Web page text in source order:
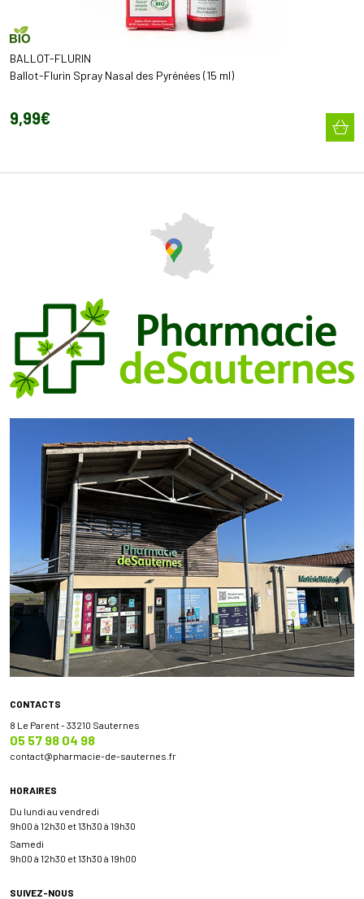
BALLOT-FLURIN
Ballot-Flurin Spray Nasal des Pyrénées (15 ml)
9,99€
CONTACTS
8 Le Parent - 33210 Sauternes
05 57 98 04 98
contact@pharmacie-de-sauternes.fr
HORAIRES
Du lundi au vendredi
9h00 à 12h30 et 13h30 à 19h30
Samedi
9h00 à 12h30 et 13h30 à 19h00
SUIVEZ-NOUS